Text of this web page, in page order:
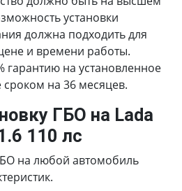
установки
должна подходить для
и времени работы.
гарантию на установленное
на 36 месяцев.
ГБО на Lada
110 лс
на любой автомобиль